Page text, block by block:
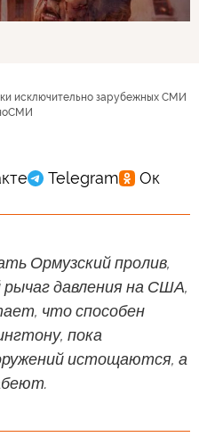
исключительно зарубежных СМИ
Ормузский пролив,
давления на США,
что способен
пока
истощаются, а